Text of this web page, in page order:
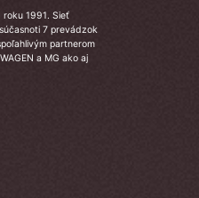
roku 1991. Sieť
7 prevádzok
partnerom
a MG ako aj